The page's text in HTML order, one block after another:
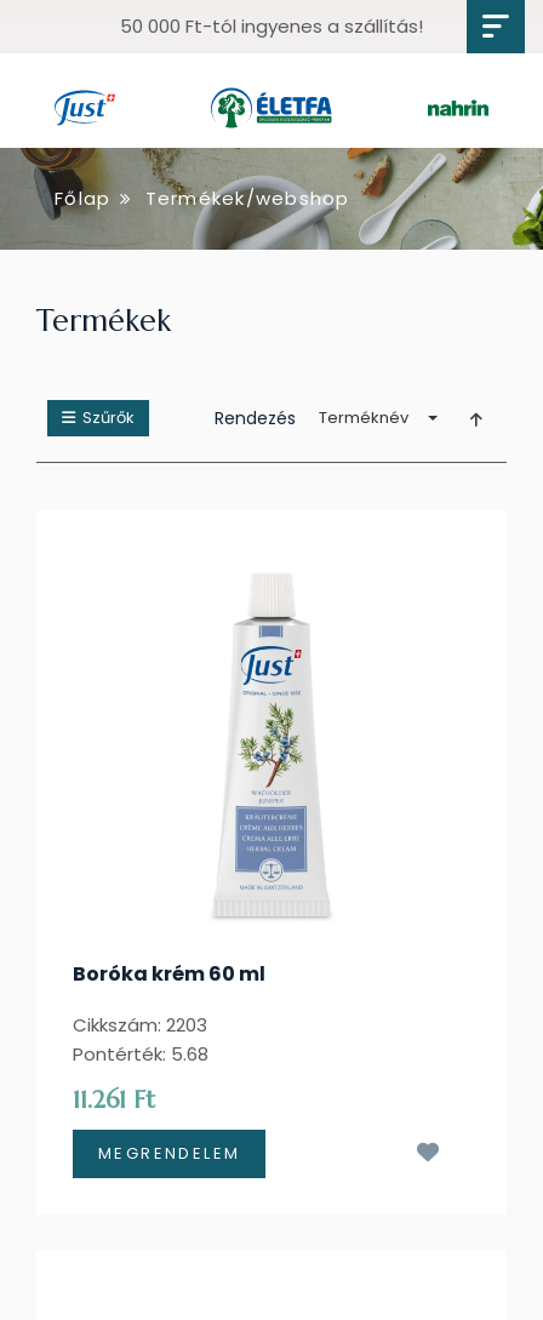
50 000 Ft-tól ingyenes a szállítás!
Főlap Termékek/webshop
Termékek
Szűrők Rendezés Terméknév
Boróka krém 60 ml
Cikkszám: 2203
Pontérték: 5.68
11.261 Ft